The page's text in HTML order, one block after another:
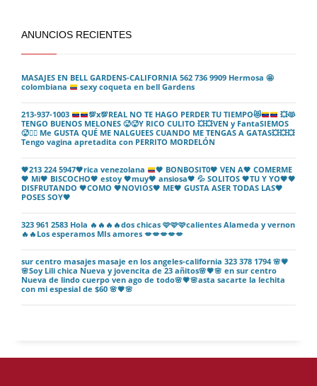
ANUNCIOS RECIENTES
MASAJES EN BELL GARDENS-CALIFORNIA 562 736 9909 Hermosa 🤩
colombiana
sexy coqueta en bell Gardens
213-937-1003 💯x💯REAL NO TE HAGO PERDER TU TIEMPO😻 💥😻
TENGO BUENOS MELONES 🥵🥵Y RICO CULITO 💥💥VEN y FantaSIEMOS
🥵❤️‍🔥 Me GUSTA QUÉ ME NALGUEES CUANDO ME TENGAS A GATAS💥💥💥
Tengo vagina apretadita con PERRITO MORDELÓN
🖤213 224 5947🖤rica venezolana 🖤 BONBOSIT0🖤 VEN A🖤 COMERME
🖤 Mi🖤 BISCOCHO🖤 estoy 🖤muy🖤 ansiosa🖤 💦 SOLITOS 🖤TU Y YO🖤🖤
DISFRUTANDO 🖤COMO 🖤NOVIOS🖤 ME🖤 GUSTA ASER TODAS LAS🖤
POSES SOY🖤
323 961 2583 Hola 🔥🔥🔥🔥dos chicas 🩷🩷🩷calientes Alameda y vernon
🔥🔥Los esperamos MIs amores 💋💋💋💋💋
sur centro masajes masaje en los angeles-california 323 378 1794 🌸💗
🌸Soy Lili chica Nueva y jovencita de 23 añitos🌸💗🌸 en sur centro
Nueva de lindo cuerpo ven ago de todo🌸💗🌸asta sacarte la lechita
con mi espesial de $60 🌸💗🌸